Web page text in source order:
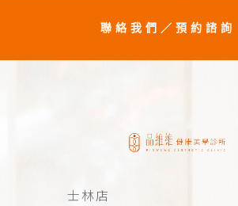
聯絡我們／預約諮詢
士林店